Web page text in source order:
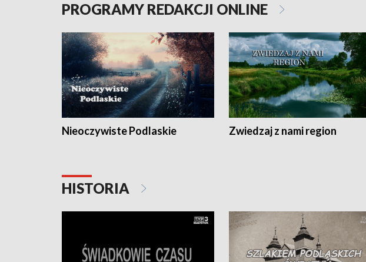
PROGRAMY REDAKCJI ONLINE
Nieoczywiste Podlaskie Zwiedzaj z nami region
HISTORIA